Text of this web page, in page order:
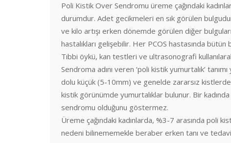
Poli Kistik Over Sendromu üreme çağındaki
durumdur. Adet gecikmeleri en sık görülen
ve kilo artışı erken dönemde görülen diğer
hastalıkları gelişebilir. Her PCOS hastasında
Tıbbi öykü, kan testleri ve ultrasonografi
Sendroma adını veren ‘poli kistik yumurtalık’
dolu küçük (5-10mm) ve genelde zararsız
kistik görünümde yumurtalıklar bulunur. Bir
sendromu olduğunu göstermez.
Üreme çağındaki kadınlarda, %3-7 arasında poli
nedeni bilinememekle beraber erken tanı ve